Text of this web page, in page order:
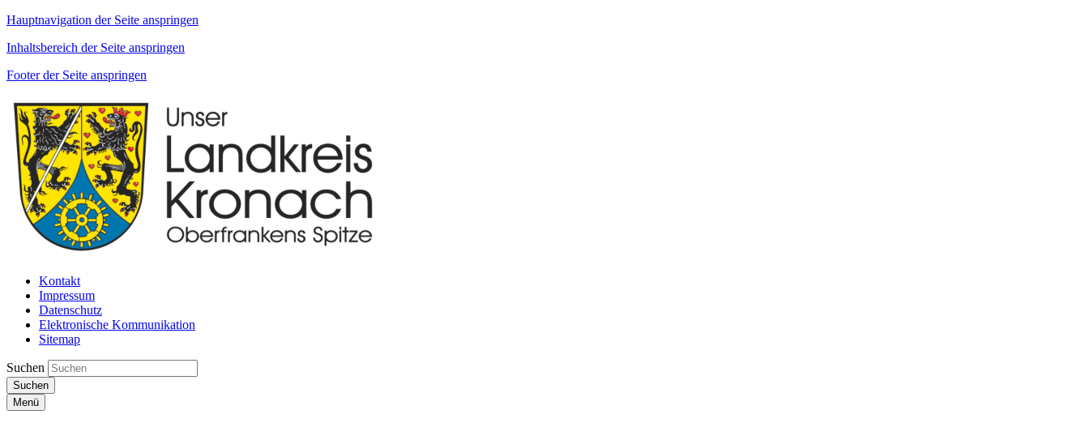
Hauptnavigation der Seite anspringen
Inhaltsbereich der Seite anspringen
Footer der Seite anspringen
Kontakt
Impressum
Datenschutz
Elektronische Kommunikation
Sitemap
Suchen
Suchen
Menü